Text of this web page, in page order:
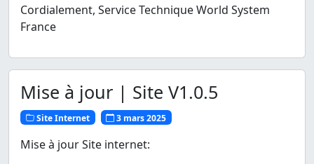
Cordialement, Service Technique World System
France
Mise à jour | Site V1.0.5
Site Internet 3 mars 2025
Mise à jour Site internet: